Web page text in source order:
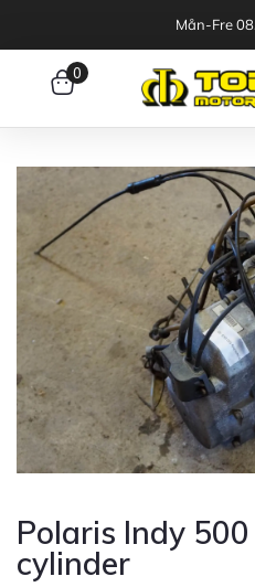
Mån-Fre
0
Polaris Indy
cylinder